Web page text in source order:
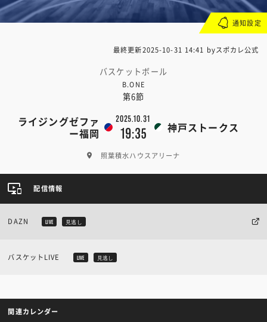
最終更新2025-10-31 14:41 byスポカレ公式
バスケットボール
B.ONE
第6節
ライジングゼファ
ー福岡
2025.10.31
19:35 神戸ストークス
照葉積水ハウスアリーナ
通知設定
配信情報
DAZN LIVE 見逃し
バスケットLIVE LIVE 見逃し
関連カレンダー